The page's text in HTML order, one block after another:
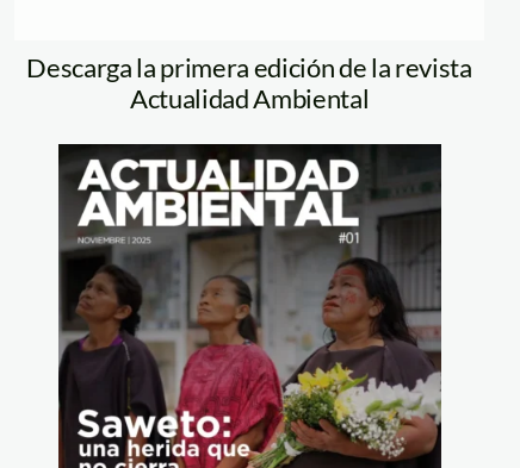
Descarga la primera edición de la revista
Actualidad Ambiental